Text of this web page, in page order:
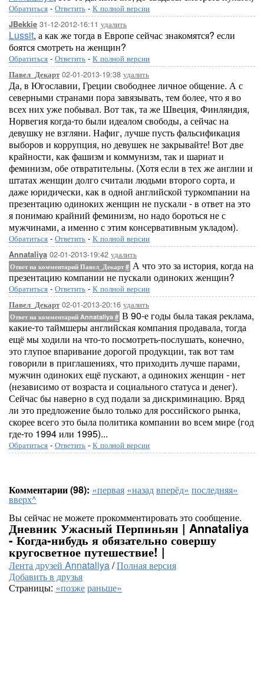
Обратиться - Ответить - К полной версии
JBekkie 31-12-2012-16:11 удалить
Lussit, а как же тогда в Европе сейчас знакомятся? если
боятся смотреть на женщин?
Обратиться - Ответить - К полной версии
Павел_Декарт02-01-2013-19:38 удалить
Да, в Югославии, Греции свободнее личное общение. А с
северными странами пора завязывать, тем более, что я во
всех них уже побывал. Вот так, та же Швеция, Финляндия,
Норвегия когда-то были идеалом свободы, а сейчас на
девушку не взгляни. Нафиг, лучше пусть фальсификация
выборов и коррупция, но девушек не закрывайте! Вот две
крайности, как фашизм и коммунизм, так и шариат и
феминизм, обе отвратительны. (Хотя если в тех же англии и
штатах женщин долго считали людьми второго сорта, и
даже юридически, как в одной английской туркомпании на
презентацию одиноких женщин не пускали - в ответ на это
я понимаю крайний феминизм, но надо бороться не с
мужчинами, а именно с этим консервативным укладом).
Обратиться - Ответить - К полной версии
Annataliya 02-01-2013-19:42 удалить
Ответ на комментарий Павел_Декарт# А что это за история, когда на
презентацию компании не пускали одиноких женщин?
Обратиться - Ответить - К полной версии
Павел_Декарт02-01-2013-20:16 удалить
Ответ на комментарий Annataliya # В 90-е годы была такая реклама,
какие-то таймшеры английская компания продавала, тогда
ещё мы ходили на что-то посмотреть-послушать, конечно,
это глупое впаривание дорогой продукции, так вот там
говорили в приглашениях, что приходить лучше парами,
мужчин одиноких ещё пускают, а одиноких женщин - нет
(независимо от возраста и социального статуса и денег).
Сейчас бы наверно в суд подали за дискриминацию. Вряд
ли это предложение было только для российского рынка,
скорее всего это была политика компании во всем мире (год
где-то 1994 или 1995)...
Обратиться - Ответить - К полной версии
Комментарии (98): «первая «назадвперёд» последняя»
вверх^
Вы сейчас не можете прокомментировать это сообщение.
Дневник Ужасный Перпиньян | Annataliya
- Когда-нибудь я обязательно совершу
кругосветное путешествие! |
Лента друзей Annataliya/Полная версия
Добавить в друзья
Страницы: «позжераньше»